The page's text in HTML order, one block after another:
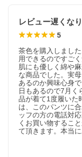
レビュー遅くな
5
茶色を購入しまし
用できるのですご
肌にも優しく綿や
な商品でした。実
あるのか興味心身
日もあるので7月く
品が着て1度履いた
は、このパンツに
ッフの方の電話対
くお買い物するこ
て頂きます。本当